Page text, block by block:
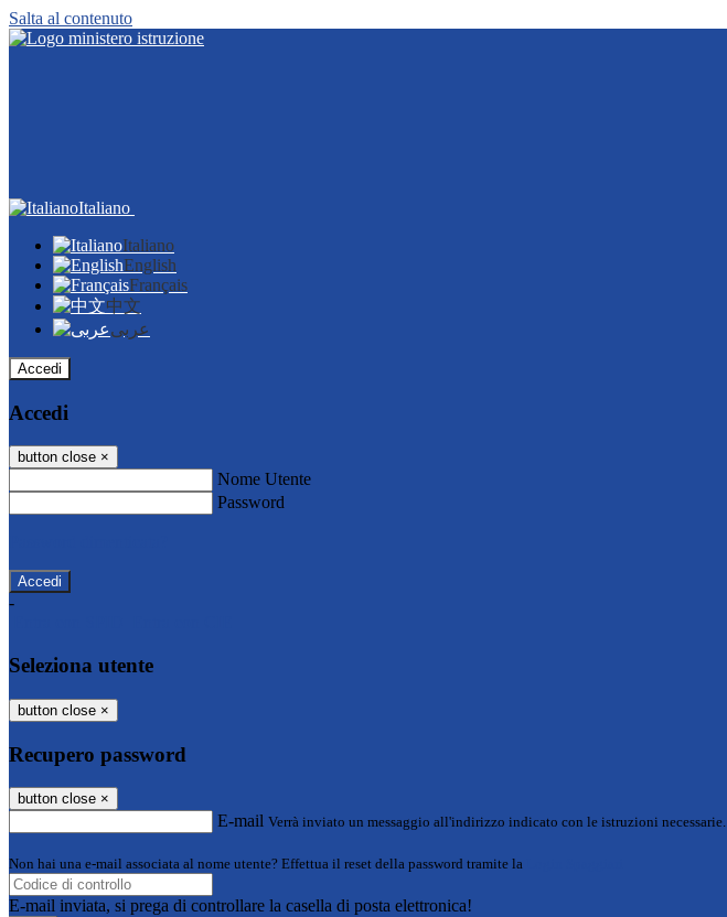
Salta al contenuto
Italiano
Italiano
English
Français
中文
عربى
Accedi
Accedi
button close ×
Nome Utente
Password
-
Seleziona utente
button close ×
Recupero password
button close ×
E-mail Verrà inviato un messaggio all'indirizzo indicato con le istruzioni necessarie.
Non hai una e-mail associata al nome utente? Effettua il reset della password tramite la
E-mail inviata, si prega di controllare la casella di posta elettronica!